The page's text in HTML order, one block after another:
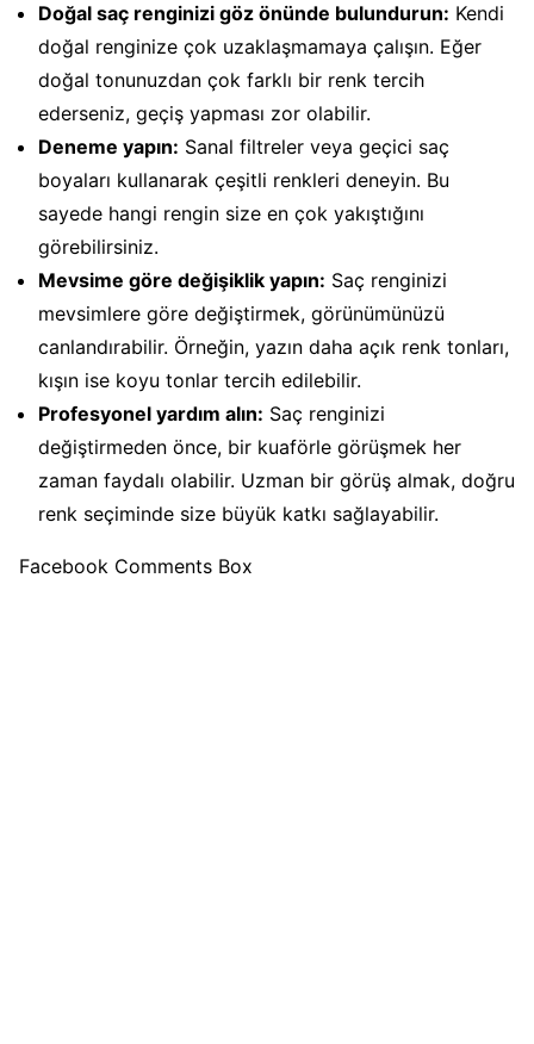
Doğal saç renginizi göz önünde bulundurun: Kendi
doğal renginize çok uzaklaşmamaya çalışın. Eğer
doğal tonunuzdan çok farklı bir renk tercih
ederseniz, geçiş yapması zor olabilir.
Deneme yapın: Sanal filtreler veya geçici saç
boyaları kullanarak çeşitli renkleri deneyin. Bu
sayede hangi rengin size en çok yakıştığını
görebilirsiniz.
Mevsime göre değişiklik yapın: Saç renginizi
mevsimlere göre değiştirmek, görünümünüzü
canlandırabilir. Örneğin, yazın daha açık renk tonları,
kışın ise koyu tonlar tercih edilebilir.
Profesyonel yardım alın: Saç renginizi
değiştirmeden önce, bir kuaförle görüşmek her
zaman faydalı olabilir. Uzman bir görüş almak, doğru
renk seçiminde size büyük katkı sağlayabilir.
Facebook Comments Box